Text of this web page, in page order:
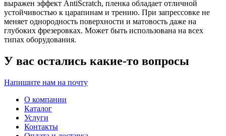
выражен эффект AntiScratch, пленка обладает отличной
устойчивостью к царапинам и трению. При запрессовке не
меняет однородность поверхности и матовость даже на
глубоких фрезеровках. Может быть использована на всех
типах оборудования.
У вас остались какие-то вопросы
Напишите нам на почту
О компании
Каталог
Услуги
Контакты